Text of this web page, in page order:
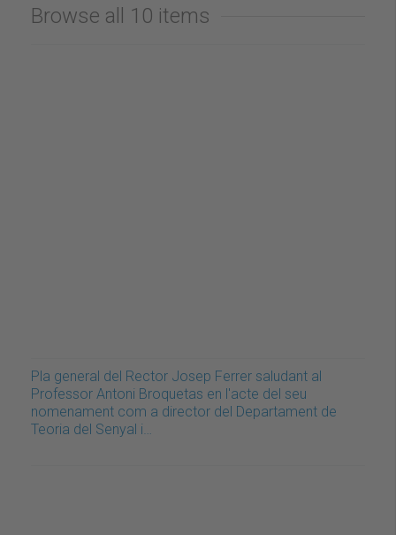
Browse all 10 items
Pla general del Rector Josep Ferrer saludant al
Professor Antoni Broquetas en l'acte del seu
nomenament com a director del Departament de
Teoria del Senyal i…